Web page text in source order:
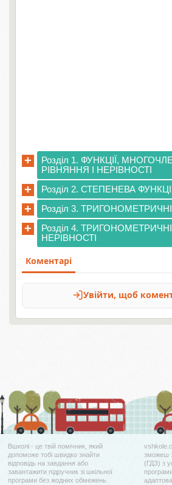
+
Розділ 1. ФУНКЦІЇ,
РІВНЯННЯ І НЕРІВНОСТІ
+ Розділ 2. СТЕПЕНЕВА
+ Розділ 3. ТРИГОНОМЕТРИЧНІ
+
Розділ 4.
НЕРІВНОСТІ
Вшколі - це твій помічник, який
допоможе тобі швидко знайти
відповідь на завдання або
завантажити підручник зі шкільної
програми без жодних обмежень.
зможеш
(ГДЗ) з